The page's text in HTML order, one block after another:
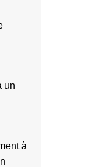
un
à